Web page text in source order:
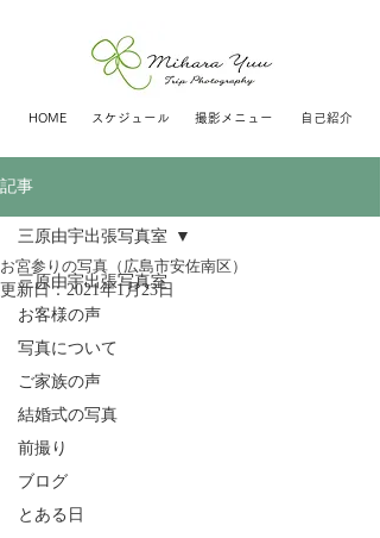
HOME スケジュール 撮影メニュー 自己紹介
記事
三原由宇出張写真室
お客様の声
写真について
ご家族の声
結婚式の写真
前撮り
ブログ
とある日
三原由宇出張写真室
お宮参りの写真（広島市安佐南区）
更新日：2021年1月23日